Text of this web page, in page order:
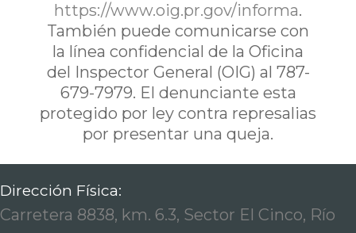
https://www.oig.pr.gov/informa.
También puede comunicarse con
la línea confidencial de la Oficina
del Inspector General (OIG) al 787-
679-7979. El denunciante esta
protegido por ley contra represalias
por presentar una queja.
Dirección Física:
Carretera 8838, km. 6.3, Sector El Cinco, Río